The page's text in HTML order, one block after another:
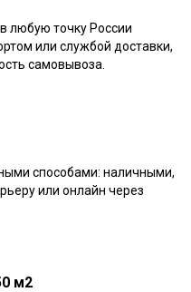
любую точку России
или службой доставки,
самовывоза.
способами: наличными,
или онлайн через
м2